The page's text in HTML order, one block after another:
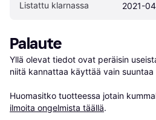
Listattu klarnassa 2021-
Palaute
Yllä olevat tiedot ovat peräisin
niitä kannattaa käyttää vain suuntaa
Huomasitko tuotteessa jotain
ilmoita ongelmista täällä.